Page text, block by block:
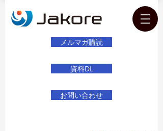
メルマガ購読
資料DL
お問い合わせ